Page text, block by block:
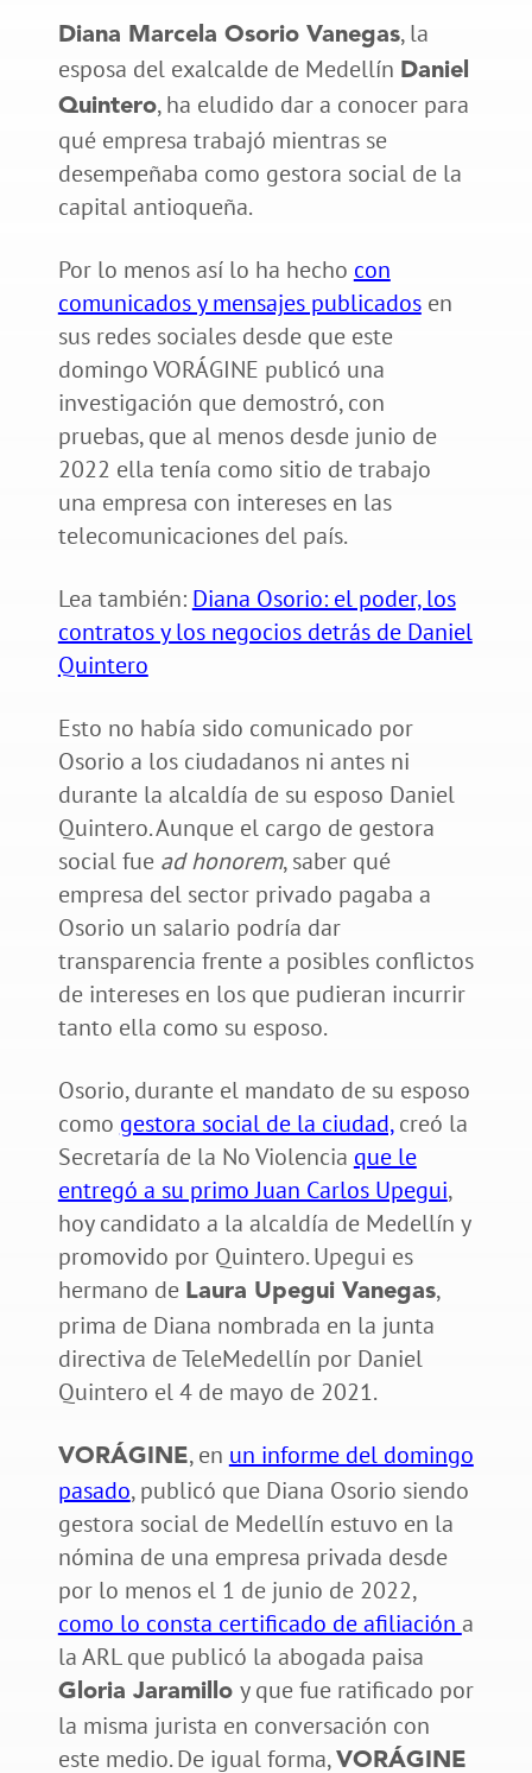
Diana Marcela Osorio Vanegas, la
esposa del exalcalde de Medellín Daniel
Quintero, ha eludido dar a conocer para
qué empresa trabajó mientras se
desempeñaba como gestora social de la
capital antioqueña.
Por lo menos así lo ha hecho con
comunicados y mensajes publicadosen
sus redes sociales desde que este
domingo VORÁGINE publicó una
investigación que demostró, con
pruebas, que al menos desde junio de
2022 ella tenía como sitio de trabajo
una empresa con intereses en las
telecomunicaciones del país.
Lea también: Diana Osorio: el poder, los
contratos y los negocios detrás de Daniel
Quintero
Esto no había sido comunicado por
Osorio a los ciudadanos ni antes ni
durante la alcaldía de su esposo Daniel
Quintero. Aunque el cargo de gestora
social fue ad honorem, saber qué
empresa del sector privado pagaba a
Osorio un salario podría dar
transparencia frente a posibles conflictos
de intereses en los que pudieran incurrir
tanto ella como su esposo.
Osorio, durante el mandato de su esposo
como gestora social de la ciudad,creó la
Secretaría de la No Violencia que le
entregó a su primo Juan Carlos Upegui,
hoy candidato a la alcaldía de Medellín y
promovido por Quintero. Upegui es
hermano de Laura Upegui Vanegas,
prima de Diana nombrada en la junta
directiva de TeleMedellín por Daniel
Quintero el 4 de mayo de 2021.
VORÁGINE, en un informe del domingo
pasado, publicó que Diana Osorio siendo
gestora social de Medellín estuvo en la
nómina de una empresa privada desde
por lo menos el 1 de junio de 2022,
como lo consta certificado de afiliación a
la ARL que publicó la abogada paisa
Gloria Jaramillo y que fue ratificado por
la misma jurista en conversación con
este medio. De igual forma, VORÁGINE